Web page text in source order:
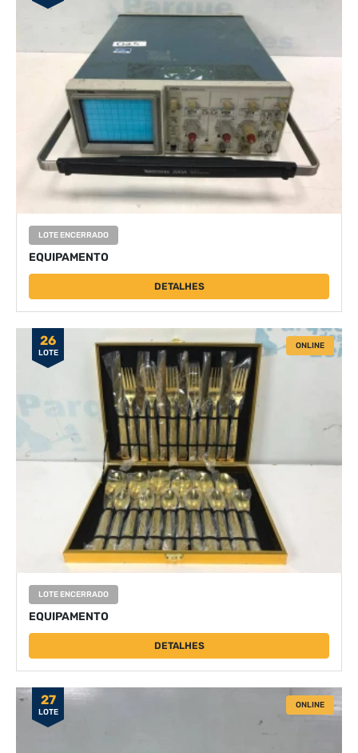
LOTE ENCERRADO
EQUIPAMENTO
DETALHES
26
LOTE
ONLINE
LOTE ENCERRADO
EQUIPAMENTO
DETALHES
27
LOTE
ONLINE